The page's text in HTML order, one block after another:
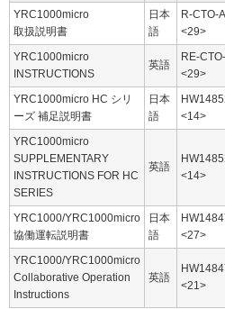
YRC1000micro
取扱説明書
日本
語
R-CTO-
<29>
YRC1000micro
INSTRUCTIONS
英語
RE-
<29>
YRC1000micro HC シリ
ーズ 補足説明書
日本
語
<14>
YRC1000micro
SUPPLEMENTARY
INSTRUCTIONS FOR HC
SERIES
英語
<14>
YRC1000/YRC1000micro
協働運転説明書
日本
語
<27>
YRC1000/YRC1000micro
Collaborative Operation
Instructions
英語
<21>